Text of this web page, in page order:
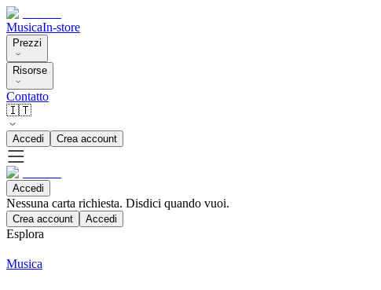
MusicaIn-store
Prezzi
Risorse
Contatto
🇮🇹
Accedi Crea account
Accedi
Nessuna carta richiesta. Disdici quando vuoi.
Crea account Accedi
Esplora
Musica